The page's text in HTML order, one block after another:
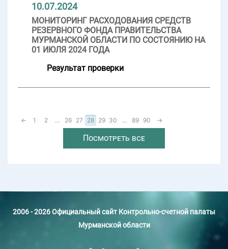
10.07.2024
МОНИТОРИНГ РАСХОДОВАНИЯ СРЕДСТВ
РЕЗЕРВНОГО ФОНДА ПРАВИТЕЛЬСТВА
МУРМАНСКОЙ ОБЛАСТИ ПО СОСТОЯНИЮ НА
01 ИЮЛЯ 2024 ГОДА
Результат проверки
← 1 2 ... 26 27 28 29 30 ... 89 90 →
Посмотреть все
2006 - 2026 Официальный сайт Контрольно-счетной палаты
Мурманской области